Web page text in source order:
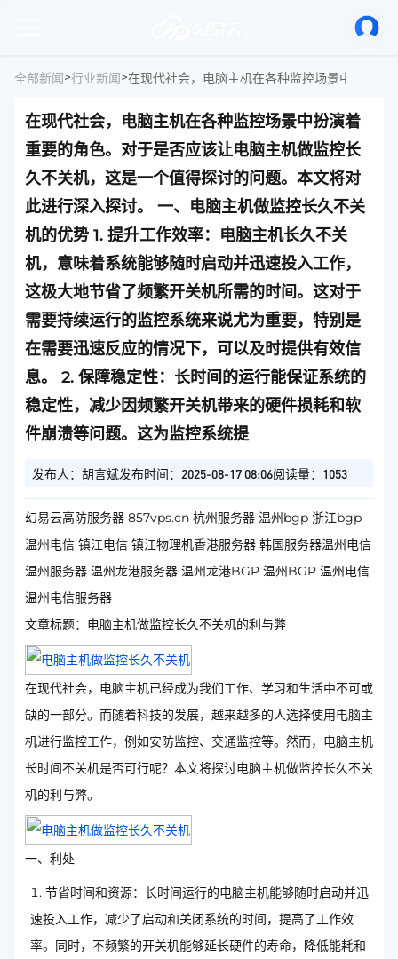
全部新闻>行业新闻>
在现代社会，电脑主机在各种监控场景中扮演着
重要的角色。对于是否应该让电脑主机做监控长
久不关机，这是一个值得探讨的问题。本文将对
此进行深入探讨。 一、电脑主机做监控长久不关
机的优势 1. 提升工作效率：电脑主机长久不关
机，意味着系统能够随时启动并迅速投入工作，
这极大地节省了频繁开关机所需的时间。这对于
需要持续运行的监控系统来说尤为重要，特别是
在需要迅速反应的情况下，可以及时提供有效信
息。 2. 保障稳定性：长时间的运行能保证系统的
稳定性，减少因频繁开关机带来的硬件损耗和软
件崩溃等问题。这为监控系统提
发布人：胡言斌发布时间：2025-08-17 08:06阅读量：1053
幻易云高防服务器 857vps.cn 杭州服务器 温州bgp 浙江bgp
温州电信 镇江电信 镇江物理机香港服务器 韩国服务器温州电信
温州服务器 温州龙港服务器 温州龙港BGP 温州BGP 温州电信
温州电信服务器
文章标题：电脑主机做监控长久不关机的利与弊
在现代社会，电脑主机已经成为我们工作、学习和生活中不可或
缺的一部分。而随着科技的发展，越来越多的人选择使用电脑主
机进行监控工作，例如安防监控、交通监控等。然而，电脑主机
长时间不关机是否可行呢？本文将探讨电脑主机做监控长久不关
机的利与弊。
一、利处
节省时间和资源：长时间运行的电脑主机能够随时启动并迅
速投入工作，减少了启动和关闭系统的时间，提高了工作效
率。同时，不频繁的开关机能够延长硬件的寿命，降低能耗和